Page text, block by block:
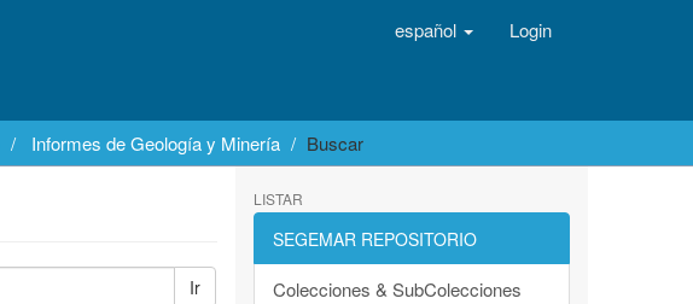
español Login
Informes de Geología y Minería Buscar
Ir
LISTAR
SEGEMAR REPOSITORIO
Colecciones & SubColecciones